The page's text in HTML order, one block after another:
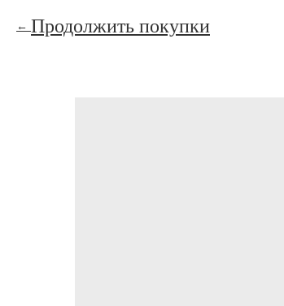
Продолжить покупки